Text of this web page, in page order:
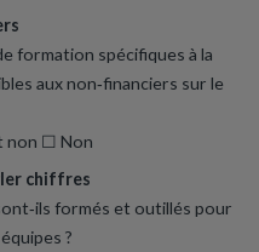
formation spécifiques à la
aux non‑financiers sur le
☐ Non
chiffres
formés et outillés pour
?